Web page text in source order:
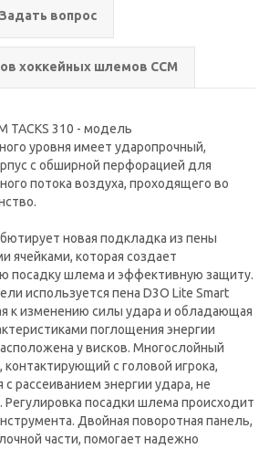
Задать вопрос
хоккейных шлемов CCM
TACKS 310 - модель
уровня имеет ударопрочный,
с обширной перфорацией для
потока воздуха, проходящего во
новая подкладка из пены
ячейками, которая создает
посадку шлема и эффективную защиту.
используется пена D3O Lite Smart
к изменению силы удара и обладающая
поглощения энергии
у висков. Многослойный
с головой игрока,
с рассеиванием энергии удара, не
посадки шлема происходит
Двойная поворотная панель,
части, помогает надежно